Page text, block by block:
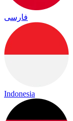
فارسی
Indonesia